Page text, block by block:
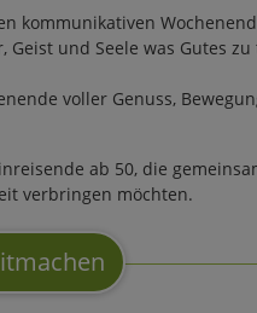
kommunikativen
und Seele was Gutes
voller Genuss,
ab 50, die
verbringen möchten.